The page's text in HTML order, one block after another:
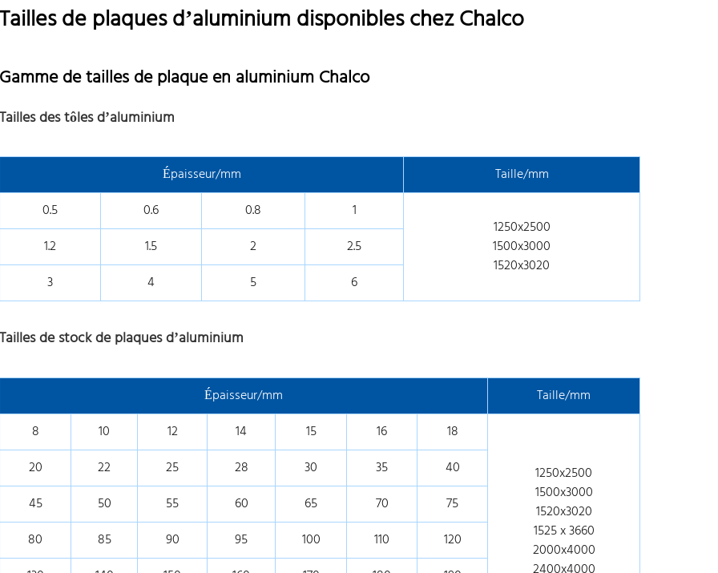
Tailles de plaques d’aluminium disponibles chez Chalco
Gamme de tailles de plaque en aluminium Chalco
Tailles des tôles d’aluminium
Épaisseur/mm
Taille/mm
0.5
0.6 0.8
1
1250x2500
1500x3000
1520x3020
1.2 1.5 2
2.5
3
4 5 6
Tailles de stock de plaques d’aluminium
Épaisseur/mm
Taille/mm
8
10 12 14 15 16
18
1250x2500
1500x3000
1520x3020
1525 x 3660
2000x4000
20 22 25 28 30 35
40
45
50 55 60 65 70
75
80
85 90 95 100 110
120